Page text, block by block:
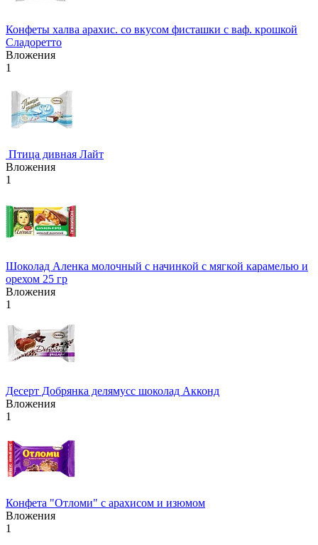
Конфеты халва арахис. со вкусом фисташки с ваф. крошкой
Сладоретто
Вложения
1
Птица дивная Лайт
Вложения
1
Шоколад Аленка молочный с начинкой с мягкой карамелью и
орехом 25 гр
Вложения
1
Десерт Добрянка делямусс шоколад Акконд
Вложения
1
Конфета "Отломи" с арахисом и изюмом
Вложения
1